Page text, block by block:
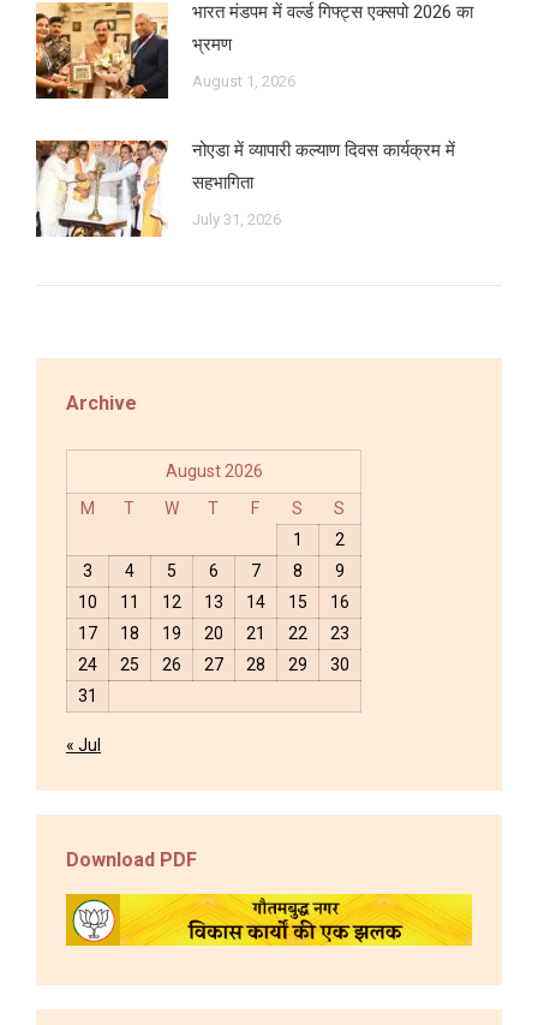
भारत मंडपम में वर्ल्ड गिफ्ट्स एक्सपो 2026 का
भ्रमण
August 1, 2026
नोएडा में व्यापारी कल्याण दिवस कार्यक्रम में
सहभागिता
July 31, 2026
Archive
August 2026
M
T W T F S
S
1
2
3
4 5 6 7 8
9
10
11 12 13 14 15
16
17
18 19 20 21 22
23
24
25 26 27 28 29
30
31
« Jul
Download PDF